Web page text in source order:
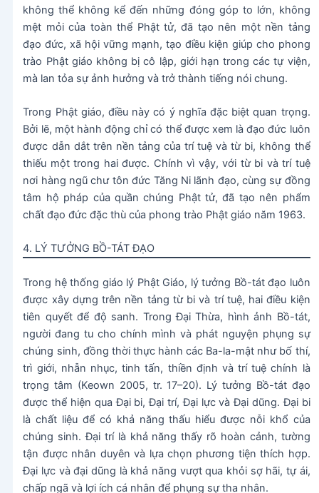
không thể không kể đến những đóng góp to lớn, không
mệt mỏi của toàn thể Phật tử, đã tạo nên một nền tảng
đạo đức, xã hội vững mạnh, tạo điều kiện giúp cho phong
trào Phật giáo không bị cô lập, giới hạn trong các tự viện,
mà lan tỏa sự ảnh hưởng và trở thành tiếng nói chung.
Trong Phật giáo, điều này có ý nghĩa đặc biệt quan trọng.
Bởi lẽ, một hành động chỉ có thể được xem là đạo đức luôn
được dẫn dắt trên nền tảng của trí tuệ và từ bi, không thể
thiếu một trong hai được. Chính vì vậy, với từ bi và trí tuệ
nơi hàng ngũ chư tôn đức Tăng Ni lãnh đạo, cùng sự đồng
tâm hộ pháp của quần chúng Phật tử, đã tạo nên phẩm
chất đạo đức đặc thù của phong trào Phật giáo năm 1963.
4. LÝ TƯỞNG BỒ-TÁT ĐẠO
Trong hệ thống giáo lý Phật Giáo, lý tưởng Bồ-tát đạo luôn
được xây dựng trên nền tảng từ bi và trí tuệ, hai điều kiện
tiên quyết để độ sanh. Trong Đại Thừa, hình ảnh Bồ-tát,
người đang tu cho chính mình và phát nguyện phụng sự
chúng sinh, đồng thời thực hành các Ba-la-mật như bố thí,
trì giới, nhẫn nhục, tinh tấn, thiền định và trí tuệ chính là
trọng tâm (Keown 2005, tr. 17–20). Lý tưởng Bồ-tát đạo
được thể hiện qua Đại bi, Đại trí, Đại lực và Đại dũng. Đại bi
là chất liệu để có khả năng thấu hiểu được nỗi khổ của
chúng sinh. Đại trí là khả năng thấy rõ hoàn cảnh, tường
tận được nhân duyên và lựa chọn phương tiện thích hợp.
Đại lực và đại dũng là khả năng vượt qua khỏi sợ hãi, tự ái,
chấp ngã và lợi ích cá nhân để phụng sự tha nhân.